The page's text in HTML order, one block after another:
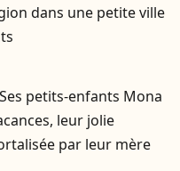
dans une petite ville
petits-enfants Mona
leur jolie
par leur mère